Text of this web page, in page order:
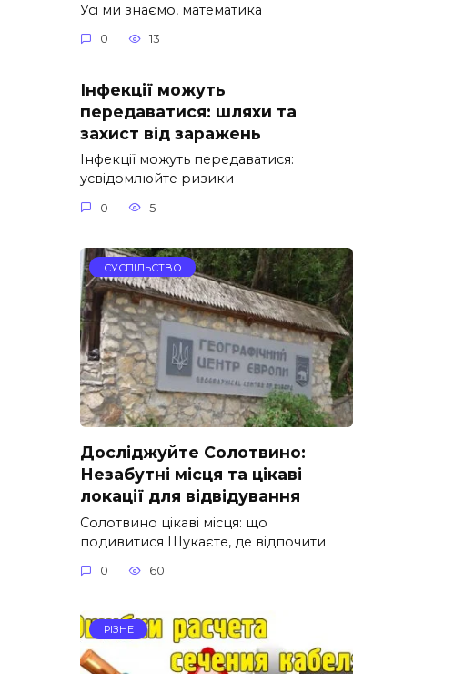
Усі ми знаємо, математика
0 13
Інфекції можуть
передаватися: шляхи та
захист від заражень
Інфекції можуть передаватися:
усвідомлюйте ризики
0 5
СУСПІЛЬСТВО
Досліджуйте Солотвино:
Незабутні місця та цікаві
локації для відвідування
Солотвино цікаві місця: що
подивитися Шукаєте, де відпочити
0 60
РІЗНЕ